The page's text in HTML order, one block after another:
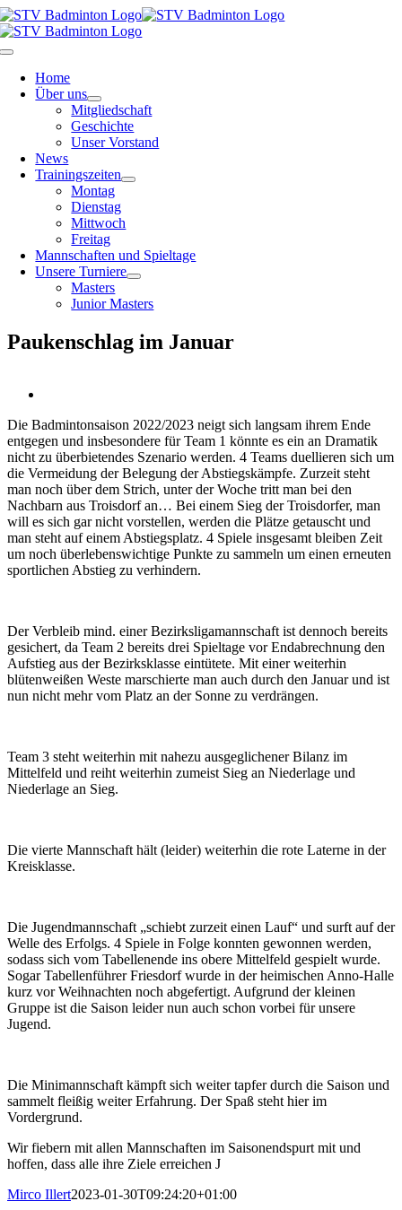
Zum
Inhalt
springen
Toggle
NavigationHome
Über uns
Mitgliedschaft
Geschichte
Unser Vorstand
News
Trainingszeiten
Montag
Dienstag
Mittwoch
Freitag
Mannschaften und Spieltage
Unsere Turniere
Masters
Junior Masters
Paukenschlag im Januar
Bild
Die Badmintonsaison 2022/2023 neigt sich langsam ihrem Ende
entgegen und insbesondere für Team 1 könnte es ein an Dramatik
nicht zu überbietendes Szenario werden. 4 Teams duellieren sich um
die Vermeidung der Belegung der Abstiegskämpfe. Zurzeit steht
man noch über dem Strich, unter der Woche tritt man bei den
Nachbarn aus Troisdorf an… Bei einem Sieg der Troisdorfer, man
will es sich gar nicht vorstellen, werden die Plätze getauscht und
man steht auf einem Abstiegsplatz. 4 Spiele insgesamt bleiben Zeit
um noch überlebenswichtige Punkte zu sammeln um einen erneuten
sportlichen Abstieg zu verhindern.
Der Verbleib mind. einer Bezirksligamannschaft ist dennoch bereits
gesichert, da Team 2 bereits drei Spieltage vor Endabrechnung den
Aufstieg aus der Bezirksklasse eintütete. Mit einer weiterhin
blütenweißen Weste marschierte man auch durch den Januar und ist
nun nicht mehr vom Platz an der Sonne zu verdrängen.
Team 3 steht weiterhin mit nahezu ausgeglichener Bilanz im
Mittelfeld und reiht weiterhin zumeist Sieg an Niederlage und
Niederlage an Sieg.
Die vierte Mannschaft hält (leider) weiterhin die rote Laterne in der
Kreisklasse.
Die Jugendmannschaft „schiebt zurzeit einen Lauf“ und surft auf der
Welle des Erfolgs. 4 Spiele in Folge konnten gewonnen werden,
sodass sich vom Tabellenende ins obere Mittelfeld gespielt wurde.
Sogar Tabellenführer Friesdorf wurde in der heimischen Anno-Halle
kurz vor Weihnachten noch abgefertigt. Aufgrund der kleinen
Gruppe ist die Saison leider nun auch schon vorbei für unsere
Jugend.
Die Minimannschaft kämpft sich weiter tapfer durch die Saison und
sammelt fleißig weiter Erfahrung. Der Spaß steht hier im
Vordergrund.
Wir fiebern mit allen Mannschaften im Saisonendspurt mit und
hoffen, dass alle ihre Ziele erreichen J
Mirco Illert2023-01-30T09:24:20+01:00